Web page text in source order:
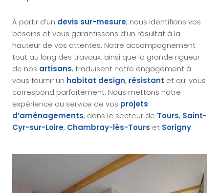
À partir d’un devis sur-mesure, nous identifions vos
besoins et vous garantissons d’un résultat à la
hauteur de vos attentes. Notre accompagnement
tout au long des travaux, ainsi que la grande rigueur
de nos artisans, traduisent notre engagement à
vous fournir un habitat design, résistant et qui vous
correspond parfaitement. Nous mettons notre
expérience au service de vos projets
d’aménagements, dans le secteur de Tours, Saint-
Cyr-sur-Loire, Chambray-lès-Tours et Sorigny.